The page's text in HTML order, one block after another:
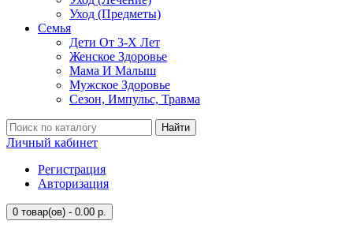
Уход (Предметы)
Семья
Дети От 3-Х Лет
Женское Здоровье
Мама И Малыш
Мужское Здоровье
Сезон, Импульс, Травма
Найти
Личный кабинет
Регистрация
Авторизация
0 товар(ов) - 0.00 р.